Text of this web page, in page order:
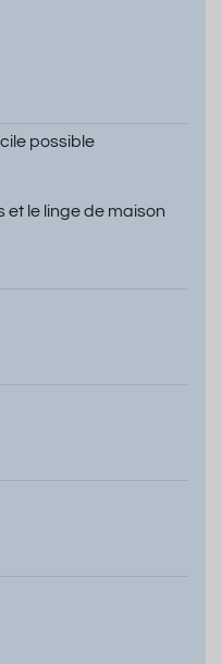
possible
et le linge de maison